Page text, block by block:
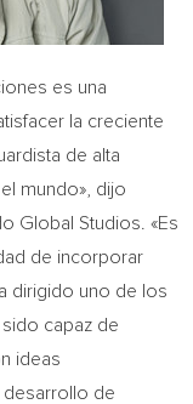
es una
la creciente
de alta
mundo», dijo
Global Studios. «Es
de incorporar
dirigido uno de los
capaz de
ideas
desarrollo de